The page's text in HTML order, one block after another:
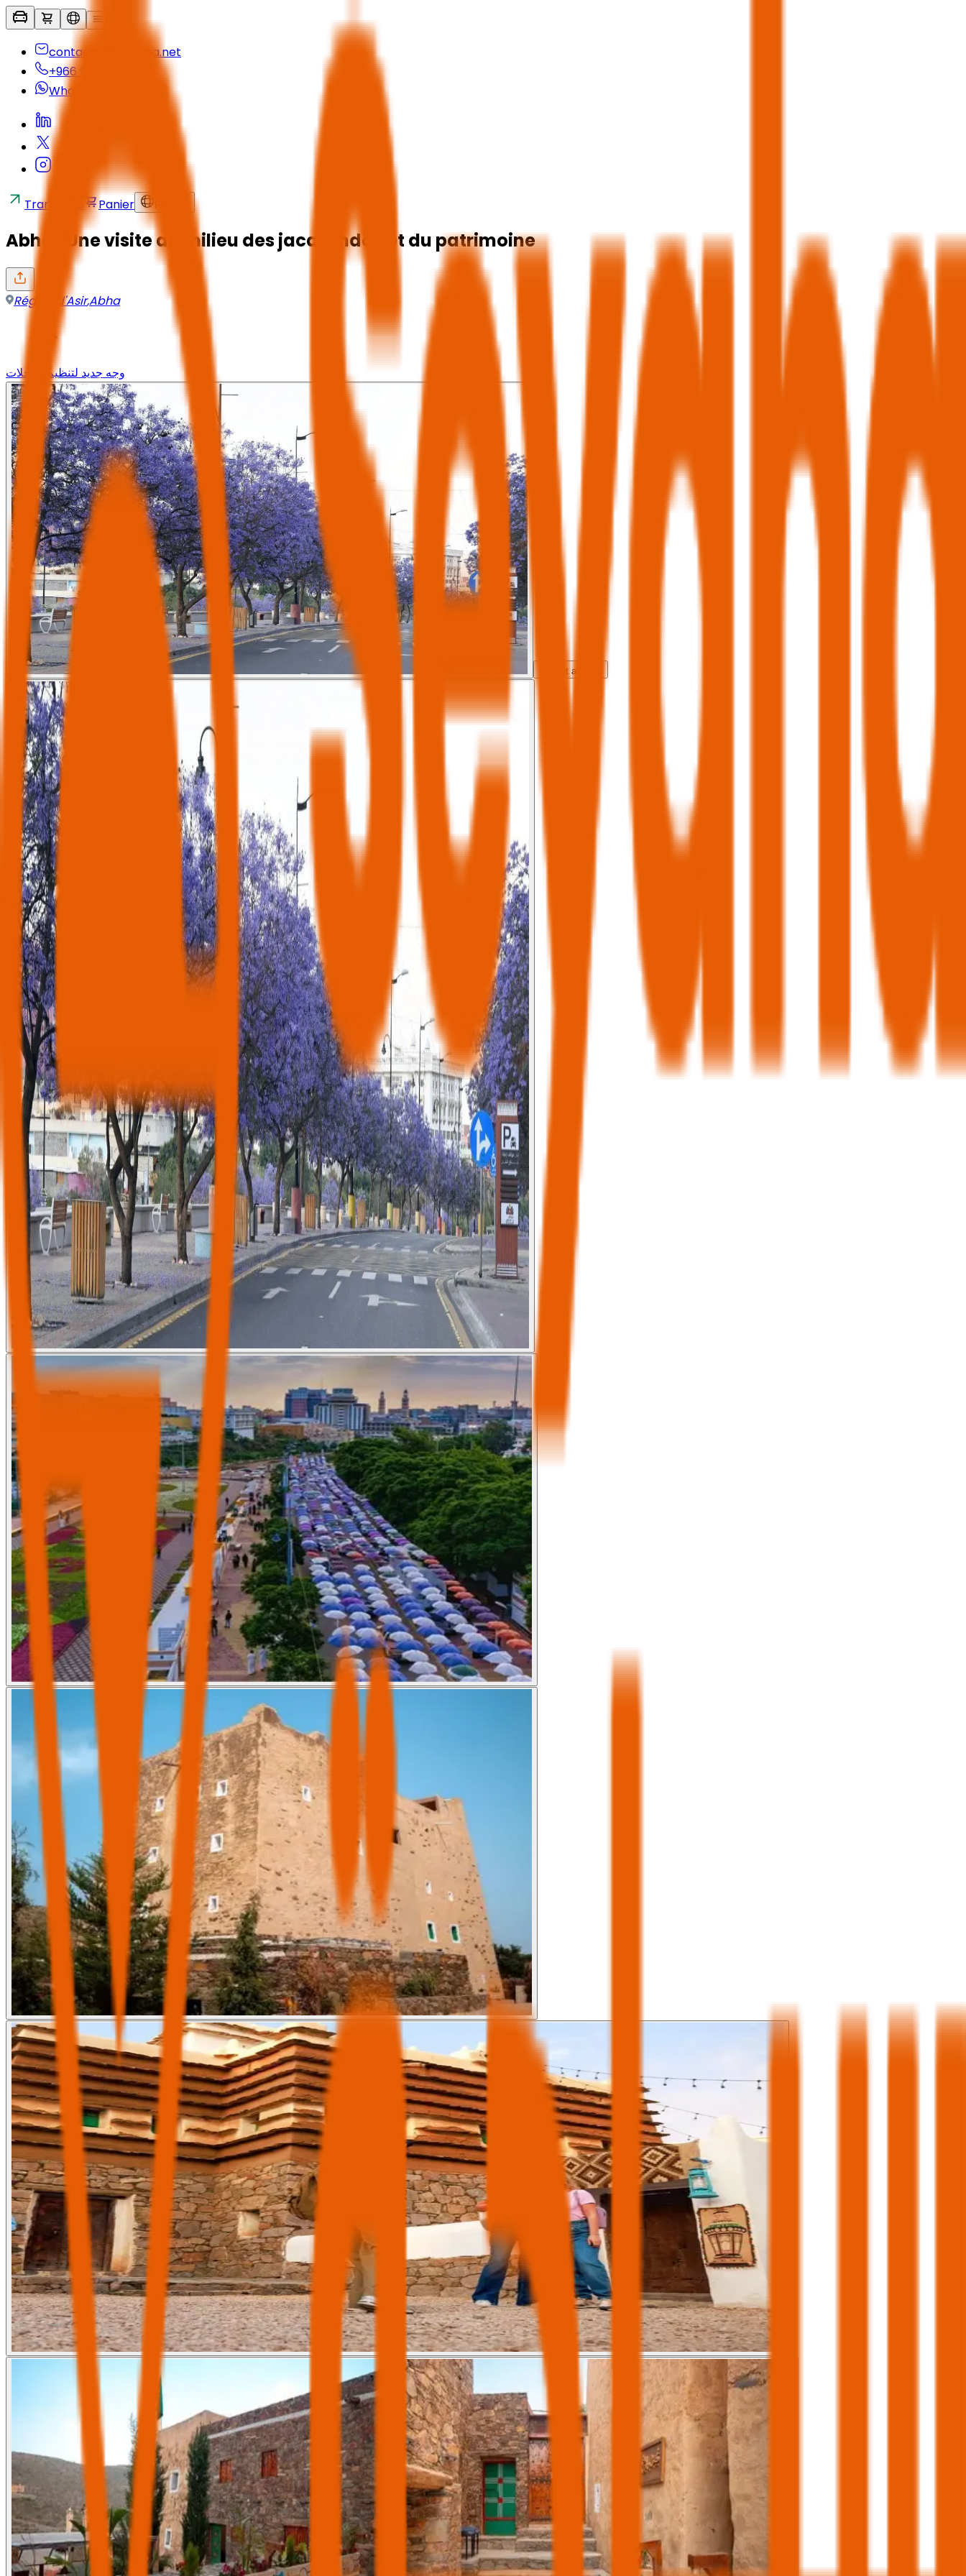
contactus@seyaha.net
+966 920 032 547
Whatsapp
Transferts Panier
Abha : Une visite au milieu des jacarandas et du patrimoine
Région d'Asir,Abha
وجه جديد لتنظيم الرحلات
Tout afficher